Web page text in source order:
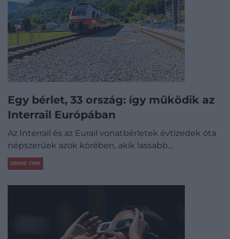
Egy bérlet, 33 ország: így működik az
Interrail Európában
Az Interrail és az Eurail vonatbérletek évtizedek óta
népszerűek azok körében, akik lassabb…
DRIVE-TIPP